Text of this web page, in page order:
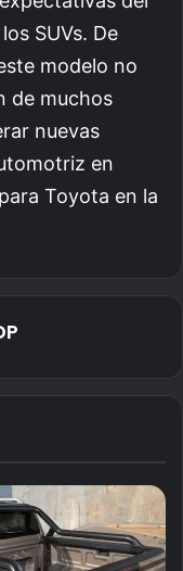
SUVs. De
modelo no
de muchos
nuevas
en
Toyota en la